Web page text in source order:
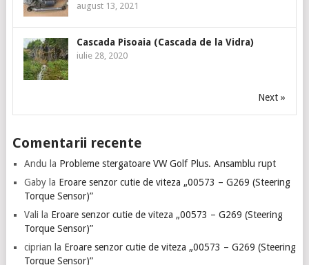
august 13, 2021
Cascada Pisoaia (Cascada de la Vidra)
iulie 28, 2020
Next »
Comentarii recente
Andu la Probleme stergatoare VW Golf Plus. Ansamblu rupt
Gabyla Eroare senzor cutie de viteza „00573 – G269 (Steering
Torque Sensor)”
Vali la Eroare senzor cutie de viteza „00573 – G269 (Steering
Torque Sensor)”
ciprian la Eroare senzor cutie de viteza „00573 – G269 (Steering
Torque Sensor)”